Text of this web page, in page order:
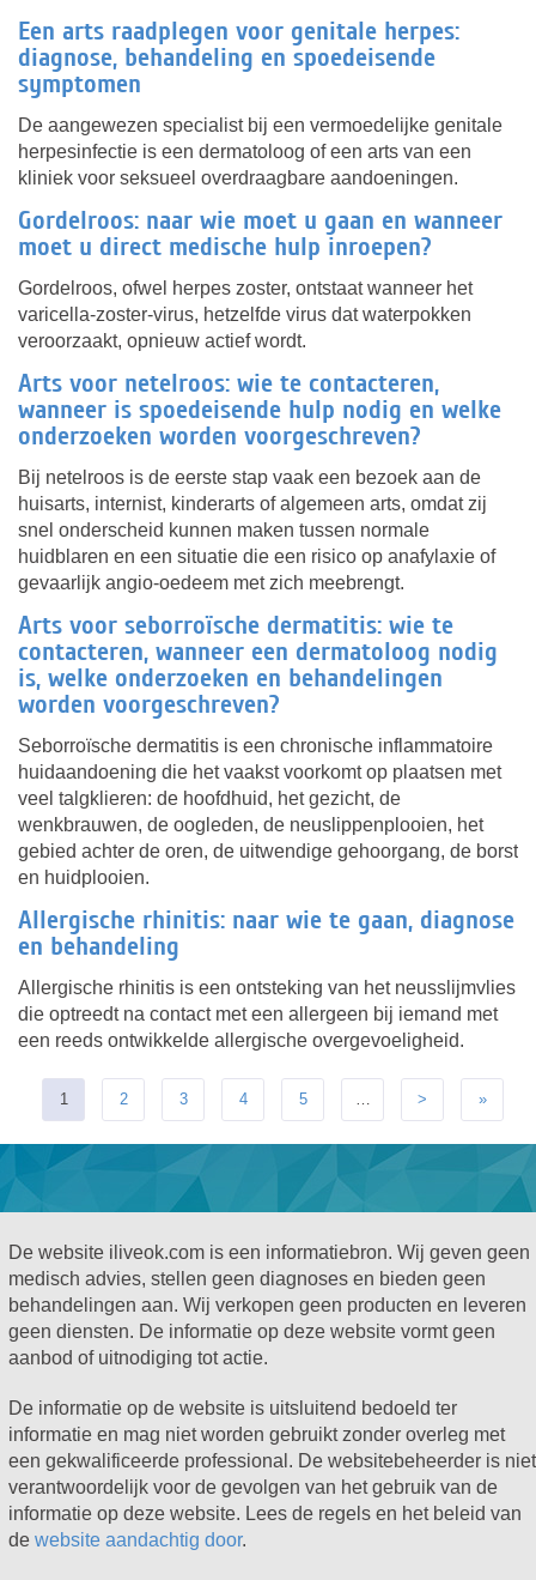
Een arts raadplegen voor genitale herpes:
diagnose, behandeling en spoedeisende
symptomen
De aangewezen specialist bij een vermoedelijke genitale
herpesinfectie is een dermatoloog of een arts van een
kliniek voor seksueel overdraagbare aandoeningen.
Gordelroos: naar wie moet u gaan en wanneer
moet u direct medische hulp inroepen?
Gordelroos, ofwel herpes zoster, ontstaat wanneer het
varicella-zoster-virus, hetzelfde virus dat waterpokken
veroorzaakt, opnieuw actief wordt.
Arts voor netelroos: wie te contacteren,
wanneer is spoedeisende hulp nodig en welke
onderzoeken worden voorgeschreven?
Bij netelroos is de eerste stap vaak een bezoek aan de
huisarts, internist, kinderarts of algemeen arts, omdat zij
snel onderscheid kunnen maken tussen normale
huidblaren en een situatie die een risico op anafylaxie of
gevaarlijk angio-oedeem met zich meebrengt.
Arts voor seborroïsche dermatitis: wie te
contacteren, wanneer een dermatoloog nodig
is, welke onderzoeken en behandelingen
worden voorgeschreven?
Seborroïsche dermatitis is een chronische inflammatoire
huidaandoening die het vaakst voorkomt op plaatsen met
veel talgklieren: de hoofdhuid, het gezicht, de
wenkbrauwen, de oogleden, de neuslippenplooien, het
gebied achter de oren, de uitwendige gehoorgang, de borst
en huidplooien.
Allergische rhinitis: naar wie te gaan, diagnose
en behandeling
Allergische rhinitis is een ontsteking van het neusslijmvlies
die optreedt na contact met een allergeen bij iemand met
een reeds ontwikkelde allergische overgevoeligheid.
1 2 3 4 5 … > »
De website iliveok.com is een informatiebron. Wij geven geen
medisch advies, stellen geen diagnoses en bieden geen
behandelingen aan. Wij verkopen geen producten en leveren
geen diensten. De informatie op deze website vormt geen
aanbod of uitnodiging tot actie.
De informatie op de website is uitsluitend bedoeld ter
informatie en mag niet worden gebruikt zonder overleg met
een gekwalificeerde professional. De websitebeheerder is niet
verantwoordelijk voor de gevolgen van het gebruik van de
informatie op deze website. Lees de regels en het beleid van
de website aandachtig door.